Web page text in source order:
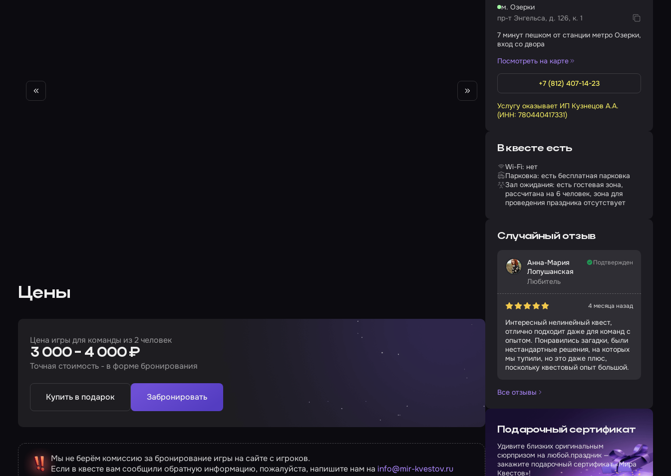
Цены
Цена игры для команды из 2 человек
3 000 - 4 000 ₽
Точная стоимость - в форме бронирования
Купить в подарок Забронировать
Мы не берём комиссию за бронирование игры на сайте с игроков.
Если в квесте вам сообщили обратную информацию, пожалуйста, напишите нам на info@mir-kvestov.ru
м. Озерки
пр-т Энгельса, д. 126, к. 1
7 минут пешком от станции метро Озерки,
вход со двора
Посмотреть на карте
+7 (812) 407-14-23
Услугу оказывает ИП Кузнецов А.А.
(ИНН: 780440417331)
В квесте есть
Wi-Fi: нет
Парковка: есть бесплатная парковка
Зал ожидания: есть гостевая зона,
рассчитана на 6 человек, зона для
проведения праздника отсутствует
Случайный отзыв
Анна-Мария
Лопушанская
Любитель
Подтвержден
4 месяца назад
Интересный нелинейный квест,
отлично подходит даже для команд с
опытом. Понравились загадки, были
нестандартные решения, на которых
мы тупили, но это даже плюс,
поскольку квестовый опыт большой.
Все отзывы
Подарочный сертификат
Удивите близких оригинальным
сюрпризом на любой праздник —
закажите подарочный сертификат «Мира
Квестов»!